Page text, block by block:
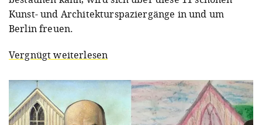
Kunst- und Architekturspaziergänge in und um
Berlin freuen.
Vergnügt weiterlesen